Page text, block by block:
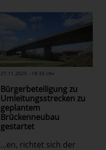
27.11.2025 - 18:33 Uhr
Bürgerbeteiligung zu
Umleitungsstrecken zu
geplantem
Brückenneubau
gestartet
...en, richtet sich der